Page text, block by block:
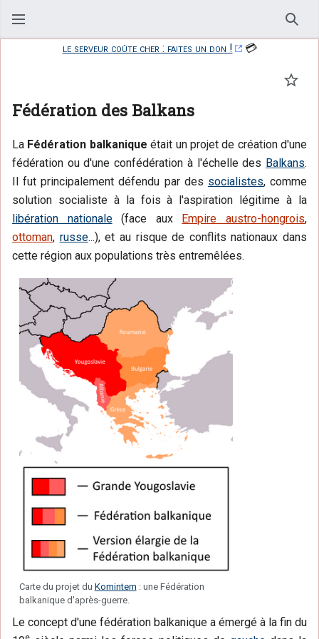
le serveur coûte cher : faites un don !
💳
Fédération des Balkans
La Fédération balkanique était un projet de création d'une
fédération ou d'une confédération à l'échelle des Balkans.
Il fut principalement défendu par des socialistes, comme
solution socialiste à la fois à l'aspiration légitime à la
libération nationale(face aux Empire austro-hongrois,
ottoman, russe...), et au risque de conflits nationaux dans
cette région aux populations très entremêlées.
Carte du projet du Komintern : une Fédération
balkanique d'après-guerre.
Le concept d'une fédération balkanique a émergé à la fin du